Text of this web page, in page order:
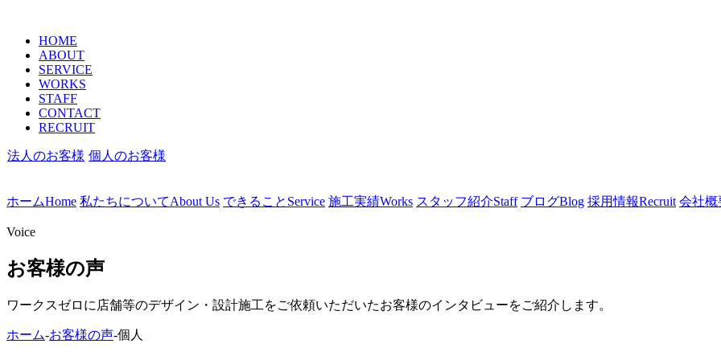
HOME
ABOUT
SERVICE
WORKS
STAFF
CONTACT
RECRUIT
法人のお客様 個人のお客様
ホームHome 私たちについてAbout Us できること Service 施工実績Works スタッフ紹介Staff ブログBlog 採用情報Recruit 会社概
Voice
お客様の声
ワークスゼロに店舗等のデザイン・設計施工をご依頼いただいたお客様のインタビューをご紹介します。
ホーム-お客様の声-個人